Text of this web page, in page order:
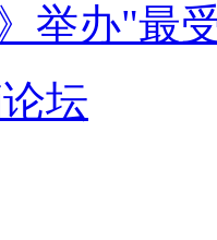
举办"最
坛